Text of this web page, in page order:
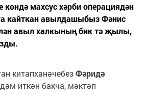
көндә махсус хәрби операциядән
кайткан авылдашыбыз Фәнис
авыл халкының бик тә җылы,
китапханәчебезФәридә
иткән бакча, мәктәп